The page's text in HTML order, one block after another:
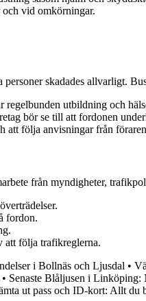
vid omkörningar.
skadades allvarligt.
regelbunden utbildning och
bör se till att fordonen
att följa anvisningar från
från myndigheter,
fordon.
att följa trafikreglerna.
i Bollnäs och Ljusdal •
• Senaste Blåljusen i Linköping:
ut pass och ID-kort: Allt du